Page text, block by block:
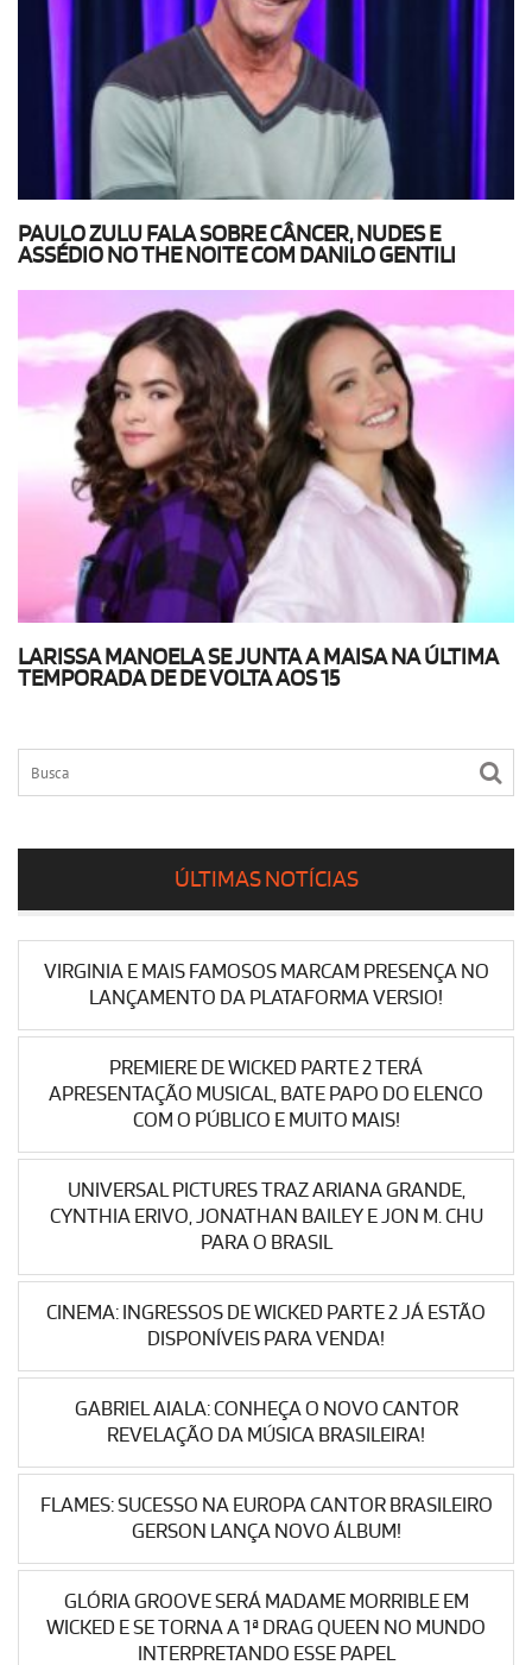
PAULO ZULU FALA SOBRE CÂNCER, NUDES E
ASSÉDIO NO THE NOITE COM DANILO GENTILI
LARISSA MANOELA SE JUNTA A MAISA NA ÚLTIMA
TEMPORADA DE DE VOLTA AOS 15
ÚLTIMAS NOTÍCIAS
VIRGINIA E MAIS FAMOSOS MARCAM PRESENÇA NO
LANÇAMENTO DA PLATAFORMA VERSIO!
PREMIERE DE WICKED PARTE 2 TERÁ
APRESENTAÇÃO MUSICAL, BATE PAPO DO ELENCO
COM O PÚBLICO E MUITO MAIS!
UNIVERSAL PICTURES TRAZ ARIANA GRANDE,
CYNTHIA ERIVO, JONATHAN BAILEY E JON M. CHU
PARA O BRASIL
CINEMA: INGRESSOS DE WICKED PARTE 2 JÁ ESTÃO
DISPONÍVEIS PARA VENDA!
GABRIEL AIALA: CONHEÇA O NOVO CANTOR
REVELAÇÃO DA MÚSICA BRASILEIRA!
FLAMES: SUCESSO NA EUROPA CANTOR BRASILEIRO
GERSON LANÇA NOVO ÁLBUM!
GLÓRIA GROOVE SERÁ MADAME MORRIBLE EM
WICKED E SE TORNA A 1ª DRAG QUEEN NO MUNDO
INTERPRETANDO ESSE PAPEL